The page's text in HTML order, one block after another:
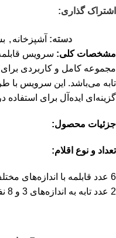
اشتراک گذاری:
دسته: آشپزخانه ,
مشخصات کلی:
تابه می‌باشد. این سرویس با
گزینه‌ای ایده‌آل برای
جزئیات محصول:
تعداد و نوع اقلام:
6 عدد قابلمه با اندازه‌های مختلف: 1، 2، 3، 4، 6 و 8 نفره
2 عدد تابه به اندازه‌های 3 و 8 نفره